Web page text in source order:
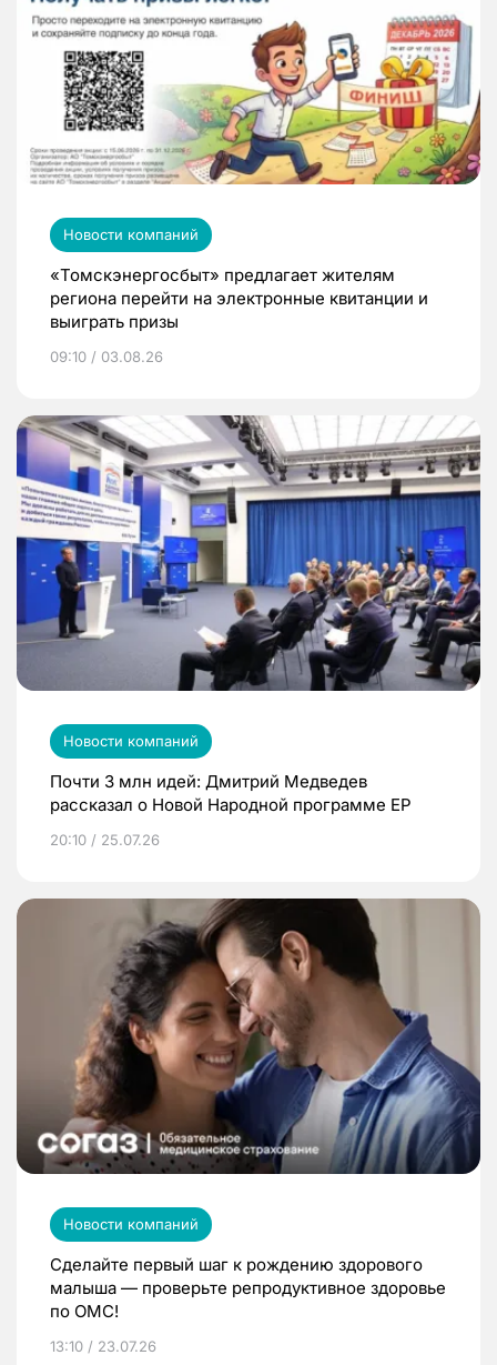
Новости компаний
«Томскэнергосбыт» предлагает жителям
региона перейти на электронные квитанции и
выиграть призы
09:10 / 03.08.26
Новости компаний
Почти 3 млн идей: Дмитрий Медведев
рассказал о Новой Народной программе ЕР
20:10 / 25.07.26
Новости компаний
Сделайте первый шаг к рождению здорового
малыша — проверьте репродуктивное здоровье
по ОМС!
13:10 / 23.07.26